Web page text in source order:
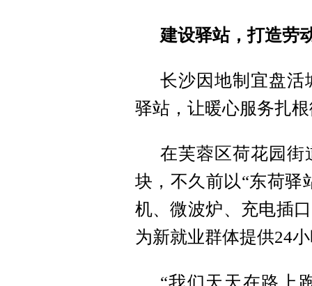
建设驿站，打造劳
长沙因地制宜盘活
驿站，让暖心服务扎
在芙蓉区荷花园街
块，不久前以“东荷驿
机、微波炉、充电插
为新就业群体提供24
“我们天天在路上